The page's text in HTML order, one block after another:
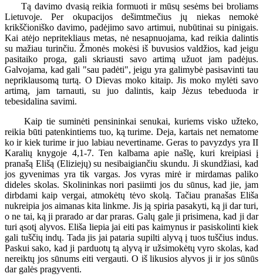
Tą davimo dvasią reikia formuoti ir mūsų sesėms bei broliams
Lietuvoje. Per okupacijos dešimtmečius jų niekas nemokė
krikščioniško davimo, padėjimo savo artimui, nubūtinai su pinigais.
Kai atėjo nepritekliaus metas, nė nesapnuojama, kad reikia dalintis
su mažiau turinčiu. Žmonės mokėsi iš buvusios valdžios, kad jeigu
pasitaiko proga, gali skriausti savo artimą užuot jam padėjus.
Galvojama, kad gali "sau padėti", jeigu yra galimybė pasisavinti tau
nepriklausomą turtą. O Dievas moko kitaip. Jis moko mylėti savo
artimą, jam tarnauti, su juo dalintis, kaip Jėzus tebeduoda ir
tebesidalina savimi.
Kaip tie suminėti pensininkai senukai, kuriems visko užteko,
reikia būti patenkintiems tuo, ką turime. Deja, kartais net nematome
ko ir kiek turime ir juo labiau nevertiname. Geras to pavyzdys yra II
Karalių knygoje 4,1-7. Ten kalbama apie našlę, kuri kreipiasi į
pranašą Elišą (Eliziejų) su nesibaigiančiu skundu. Ji skundžiasi, kad
jos gyvenimas yra tik vargas. Jos vyras mirė ir mirdamas paliko
dideles skolas. Skolininkas nori pasiimti jos du sūnus, kad jie, jam
dirbdami kaip vergai, atmokėtų tėvo skolą. Tačiau pranašas Eliša
nukreipia jos aimanas kita linkme. Jis ją spiria pasakyti, ką ji dar turi,
o ne tai, ką ji prarado ar dar praras. Galų gale ji prisimena, kad ji dar
turi ąsotį alyvos. Eliša liepia jai eiti pas kaimynus ir pasiskolinti kiek
gali tuščių indų. Tada jis jai pataria supilti alyvą į tuos tuščius indus.
Paskui sako, kad ji parduotų tą alyvą ir užsimokėtų vyro skolas, kad
nereiktų jos sūnums eiti vergauti. O iš likusios alyvos ji ir jos sūnūs
dar galės pragyventi.